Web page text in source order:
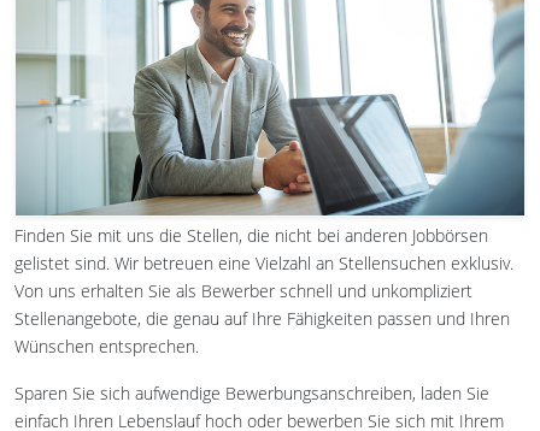
Finden Sie mit uns die Stellen, die nicht bei anderen Jobbörsen
gelistet sind. Wir betreuen eine Vielzahl an Stellensuchen exklusiv.
Von uns erhalten Sie als Bewerber schnell und unkompliziert
Stellenangebote, die genau auf Ihre Fähigkeiten passen und Ihren
Wünschen entsprechen.
Sparen Sie sich aufwendige Bewerbungsanschreiben, laden Sie
einfach Ihren Lebenslauf hoch oder bewerben Sie sich mit Ihrem